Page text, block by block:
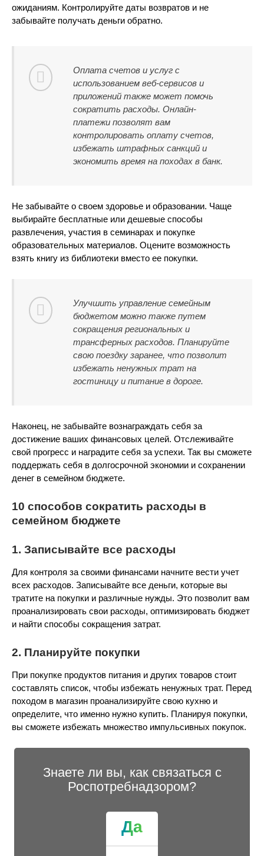
ожиданиям. Контролируйте даты возвратов и не
забывайте получать деньги обратно.
Оплата счетов и услуг с
использованием веб-сервисов и
приложений также может помочь
сократить расходы. Онлайн-
платежи позволят вам
контролировать оплату счетов,
избежать штрафных санкций и
экономить время на походах в банк.
Не забывайте о своем здоровье и образовании. Чаще
выбирайте бесплатные или дешевые способы
развлечения, участия в семинарах и покупке
образовательных материалов. Оцените возможность
взять книгу из библиотеки вместо ее покупки.
Улучшить управление семейным
бюджетом можно также путем
сокращения региональных и
трансферных расходов. Планируйте
свою поездку заранее, что позволит
избежать ненужных трат на
гостиницу и питание в дороге.
Наконец, не забывайте вознаграждать себя за
достижение ваших финансовых целей. Отслеживайте
свой прогресс и наградите себя за успехи. Так вы сможете
поддержать себя в долгосрочной экономии и сохранении
денег в семейном бюджете.
10 способов сократить расходы в
семейном бюджете
1. Записывайте все расходы
Для контроля за своими финансами начните вести учет
всех расходов. Записывайте все деньги, которые вы
тратите на покупки и различные нужды. Это позволит вам
проанализировать свои расходы, оптимизировать бюджет
и найти способы сокращения затрат.
2. Планируйте покупки
При покупке продуктов питания и других товаров стоит
составлять список, чтобы избежать ненужных трат. Перед
походом в магазин проанализируйте свою кухню и
определите, что именно нужно купить. Планируя покупки,
вы сможете избежать множество импульсивных покупок.
Знаете ли вы, как связаться с
Роспотребнадзором?
Да